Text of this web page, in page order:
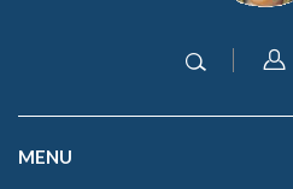
MENU